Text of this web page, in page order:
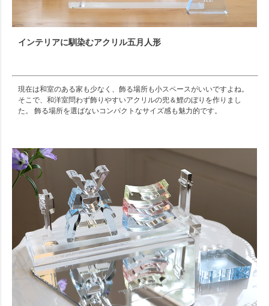
インテリアに馴染むアクリル五月人形
現在は和室のある家も少なく、飾る場所も小スペースがいいですよね。
そこで、和洋室問わず飾りやすいアクリルの兜＆鯉のぼりを作りまし
た。 飾る場所を選ばないコンパクトなサイズ感も魅力的です。